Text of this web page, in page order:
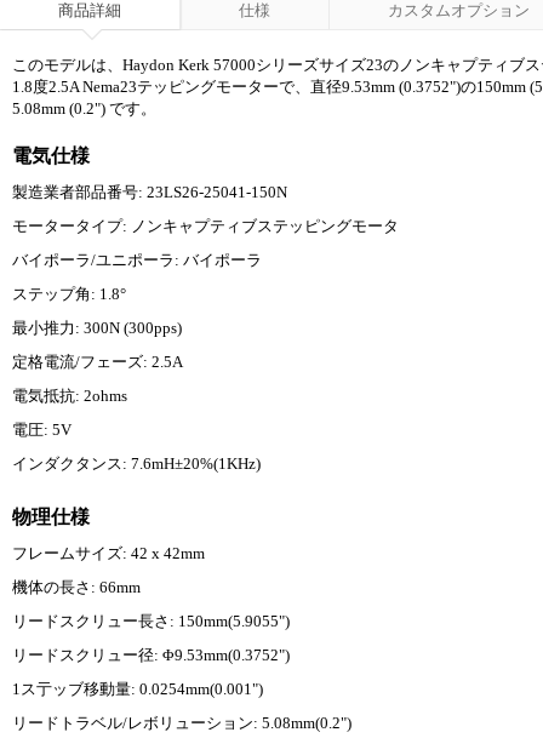
商品詳細 仕様 カスタムオプション
このモデルは、Haydon Kerk 57000シリーズサイズ23のノンキャプティ
1.8度2.5A Nema23テッピングモーターで、直径9.53mm (0.3752")の
5.08mm (0.2") です。
電気仕様
製造業者部品番号: 23LS26-25041-150N
モータータイプ: ノンキャプティブステッピングモータ
バイポーラ/ユニポーラ: バイポーラ
ステップ角: 1.8°
最小推力: 300N (300pps)
定格電流/フェーズ: 2.5A
電気抵抗: 2ohms
電圧: 5V
インダクタンス: 7.6mH±20%(1KHz)
物理仕様
フレームサイズ: 42 x 42mm
機体の長さ: 66mm
リードスクリュー長さ: 150mm(5.9055")
リードスクリュー径: Φ9.53mm(0.3752")
1ス亍ッブ移動量: 0.0254mm(0.001")
リードトラベル/レボリューション: 5.08mm(0.2")